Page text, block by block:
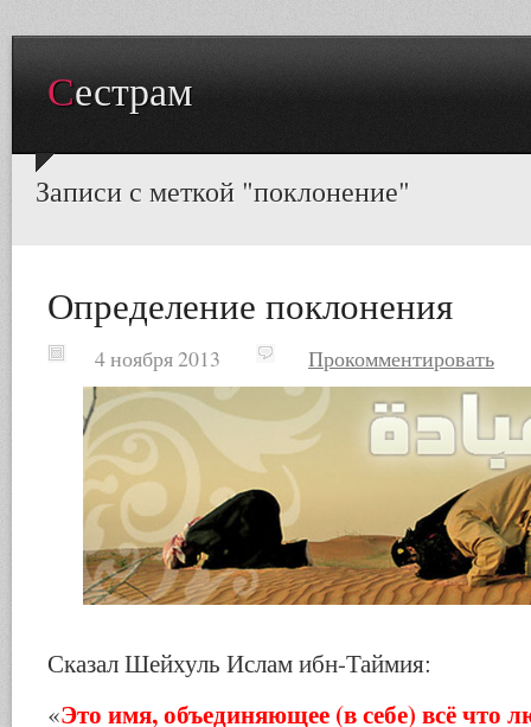
Сестрам
Записи с меткой "поклонение"
Определение поклонения
4 ноября 2013 Прокомментировать
Сказал Шейхуль Ислам ибн-Таймия:
«Это имя, объединяющее (в себе) всё что